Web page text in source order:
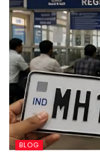
BLOG